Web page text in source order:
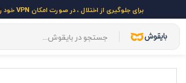
برای جلوگیری از اختلال ، در صورت امکان VPN خود را خاموش کنید.